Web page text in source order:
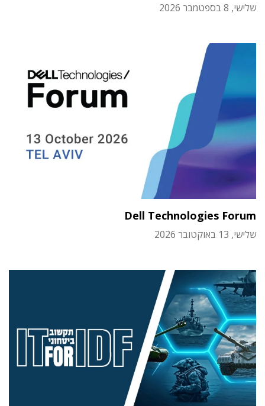
שלישי, 8 בספטמבר 2026
Dell Technologies Forum
שלישי, 13 באוקטובר 2026